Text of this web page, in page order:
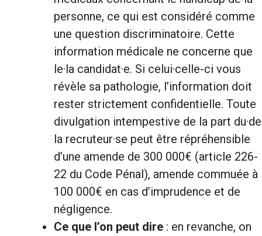
personne, ce qui est considéré comme
une question discriminatoire. Cette
information médicale ne concerne que
le·la candidat·e. Si celui·celle-ci vous
révèle sa pathologie, l’information doit
rester strictement confidentielle. Toute
divulgation intempestive de la part du·de
la recruteur·se peut être répréhensible
d’une amende de 300 000€ (article 226-
22 du Code Pénal), amende commuée à
100 000€ en cas d’imprudence et de
négligence.
Ce que l’on peut dire : en revanche, on